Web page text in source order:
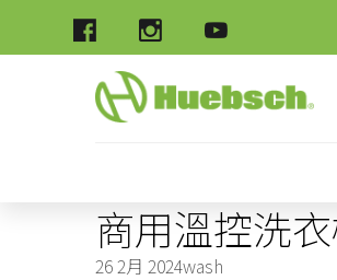
商用溫控洗
26 2月 2024wash